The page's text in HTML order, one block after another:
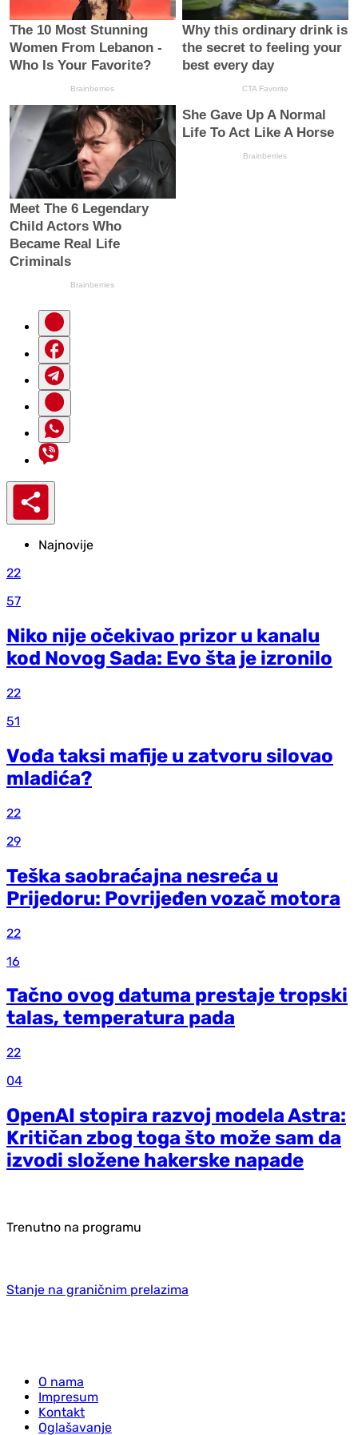
Najnovije
22
57
Niko nije očekivao prizor u kanalu
kod Novog Sada: Evo šta je izronilo
22
51
Vođa taksi mafije u zatvoru silovao
mladića?
22
29
Teška saobraćajna nesreća u
Prijedoru: Povrijeđen vozač motora
22
16
Tačno ovog datuma prestaje tropski
talas, temperatura pada
22
04
OpenAI stopira razvoj modela Astra:
Kritičan zbog toga što može sam da
izvodi složene hakerske napade
Trenutno na programu
Stanje na graničnim prelazima
O nama
Impresum
Kontakt
Oglašavanje